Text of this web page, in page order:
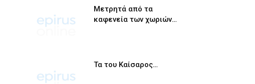
Μετρητά από τα
καφενεία των χωριών…
Τα του Καίσαρος…